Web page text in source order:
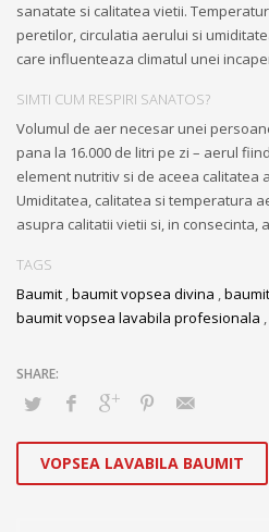
sanatate si calitatea vietii.
peretilor, circulatia aerului si
care influenteaza climatul unei
SIMTI CUM RESPIRI SANATOS?
Volumul de aer necesar unei
pana la 16.000 de litri pe zi – aerul
element nutritiv si de aceea calitatea
Umiditatea, calitatea si temperatura
asupra calitatii vietii si, in consecinta,
TAGS
Baumit ,baumit vopsea divina ,
baumit vopsea lavabila profesionala ,
VOPSEA LAVABILA BAUMIT